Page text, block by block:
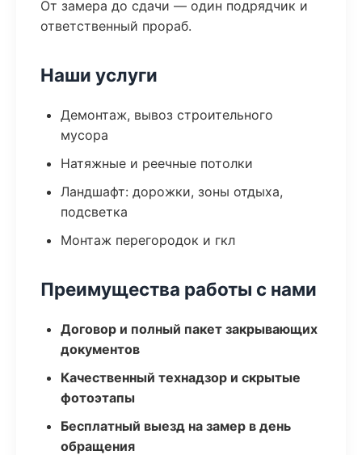
От замера до сдачи — один подрядчик и
ответственный прораб.
Наши услуги
Демонтаж, вывоз строительного
мусора
Натяжные и реечные потолки
Ландшафт: дорожки, зоны отдыха,
подсветка
Монтаж перегородок и гкл
Преимущества работы с нами
Договор и полный пакет закрывающих
документов
Качественный технадзор и скрытые
фотоэтапы
Бесплатный выезд на замер в день
обращения